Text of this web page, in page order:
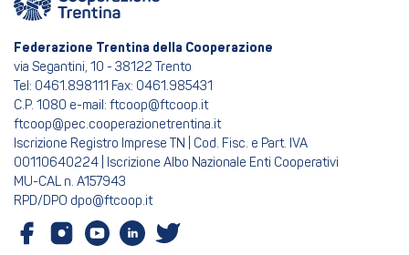
Federazione Trentina della Cooperazione
via Segantini, 10 - 38122 Trento
Tel: 0461.898111 Fax: 0461.985431
C.P. 1080 e-mail: ftcoop@ftcoop.it
ftcoop@pec.cooperazionetrentina.it
Iscrizione Registro Imprese TN | Cod. Fisc. e Part. IVA
00110640224 | Iscrizione Albo Nazionale Enti Cooperativi
MU-CAL n. A157943
RPD/DPO dpo@ftcoop.it